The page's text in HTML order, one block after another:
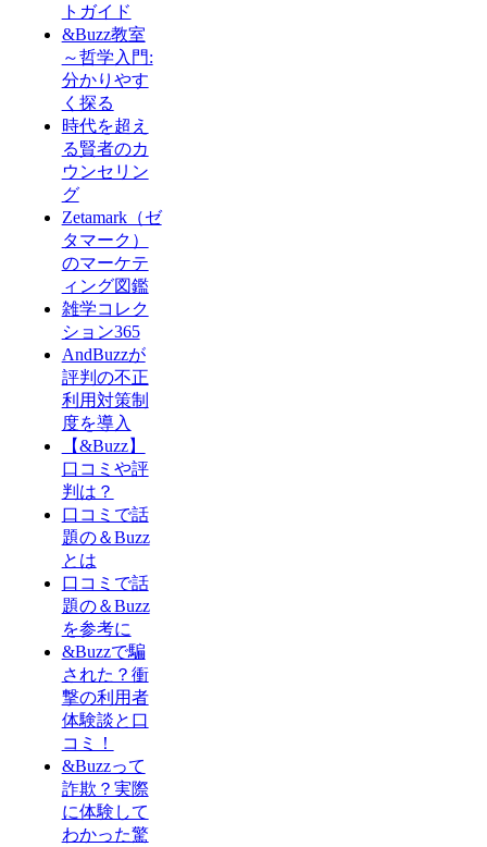
トガイド
&Buzz教室
～哲学入門:
分かりやす
く探る
時代を超え
る賢者のカ
ウンセリン
グ
Zetamark（ゼ
タマーク）
のマーケテ
ィング図鑑
雑学コレク
ション365
AndBuzzが
評判の不正
利用対策制
度を導入
【&Buzz】
口コミや評
判は？
口コミで話
題の＆Buzz
とは
口コミで話
題の＆Buzz
を参考に
&Buzzで騙
された？衝
撃の利用者
体験談と口
コミ！
&Buzzって
詐欺？実際
に体験して
わかった驚